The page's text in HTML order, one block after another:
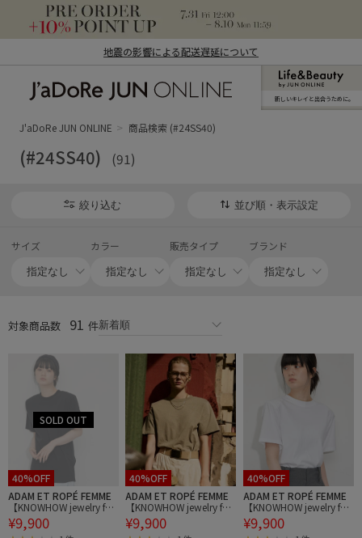
地震の影響による配送遅延について
ン オンライン）
新しいキレイと出合うために。
J'aDoRe JUN ONLINE 商品検索 (#24SS40)
(#24SS40) (91)
絞り込む 並び順・表示設定
サイズ カラー 販売タイプ ブランド
対象商品数 91 件
40%OFF
ADAM ET ROPÉ FEMME
【KNOWHOW jewelry for
ADAM ET ROPE'】別注
肩パッドTシャツ
¥9,900
40%OFF
ADAM ET ROPÉ FEMME
【KNOWHOW jewelry for
ADAM ET ROPE'】別注
肩パッドTシャツ
¥9,900
40%OFF
ADAM ET ROPÉ FEMME
【KNOWHOW jewelry for
ADAM ET ROPE'】別注
肩パッドTシャツ
¥9,900